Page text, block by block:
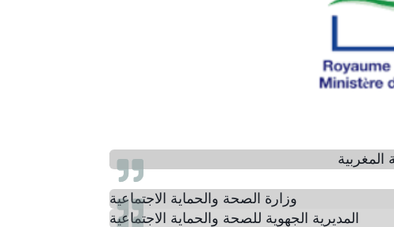
المغربية
وزارة الصحة والحماية الاجتماعية
المديرية الجهوية للصحة والحماية الاجتماعية